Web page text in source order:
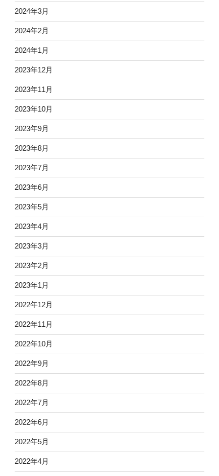
2024年3月
2024年2月
2024年1月
2023年12月
2023年11月
2023年10月
2023年9月
2023年8月
2023年7月
2023年6月
2023年5月
2023年4月
2023年3月
2023年2月
2023年1月
2022年12月
2022年11月
2022年10月
2022年9月
2022年8月
2022年7月
2022年6月
2022年5月
2022年4月